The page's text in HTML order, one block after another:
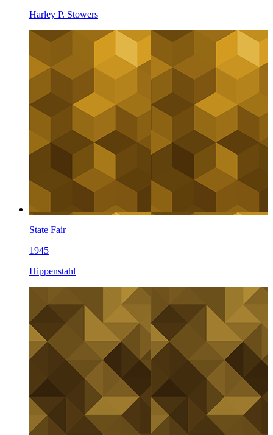
Harley P. Stowers
State Fair
1945
Hippenstahl